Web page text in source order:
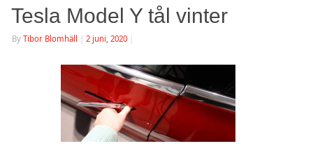
Tesla Model Y tål vinter
By Tibor Blomhäll 2 juni, 2020